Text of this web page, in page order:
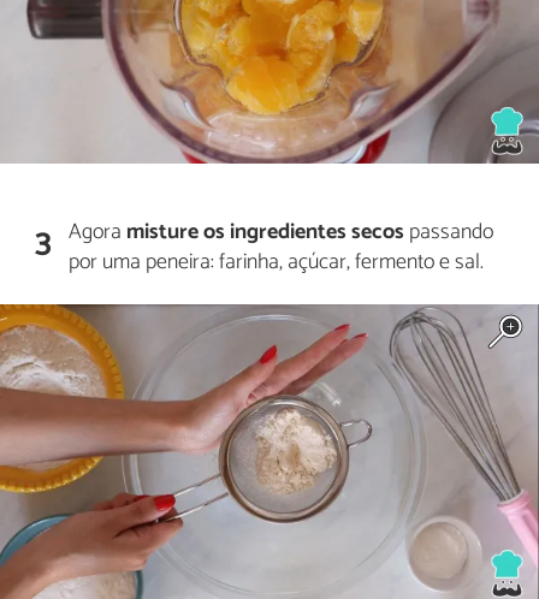
3 Agora misture os ingredientes secos passando
por uma peneira: farinha, açúcar, fermento e sal.